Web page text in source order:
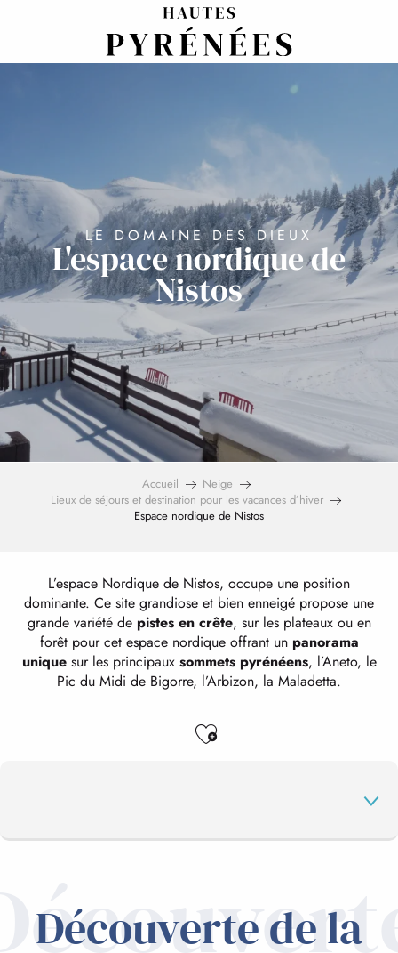
LE DOMAINE DES DIEUX
L'espace nordique de
Nistos
Accueil
Neige
Lieux de séjours et destination pour les vacances d’hiver
Espace nordique de Nistos
L’espace Nordique de Nistos, occupe une position
dominante. Ce site grandiose et bien enneigé propose une
grande variété de pistes en crête, sur les plateaux ou en
forêt pour cet espace nordique offrant un panorama
uniquesur les principaux sommets pyrénéens, l’Aneto, le
Pic du Midi de Bigorre, l’Arbizon, la Maladetta.
Ajouter aux
Découverte de la